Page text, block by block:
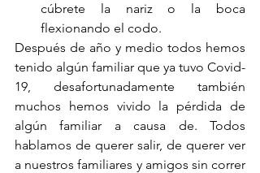
cúbrete la nariz o la boca
flexionando el codo.
Después de año y medio todos hemos
tenido algún familiar que ya tuvo Covid-
19, desafortunadamente también
muchos hemos vivido la pérdida de
algún familiar a causa de. Todos
hablamos de querer salir, de querer ver
a nuestros familiares y amigos sin correr